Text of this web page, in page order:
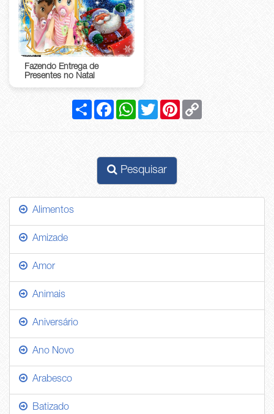
Fazendo Entrega de
Presentes no Natal
CompartilharFacebookWhatsApp
Twitter Pinterest
Pesquisar
Alimentos
Amizade
Amor
Animais
Aniversário
Ano Novo
Arabesco
Batizado